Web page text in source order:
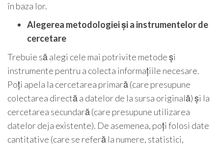
în baza lor.
Alegerea metodologiei și a instrumentelor de
cercetare
Trebuie să alegi cele mai potrivite metode și
instrumente pentru a colecta informațiile necesare.
Poți apela la cercetarea primară (care presupune
colectarea directă a datelor de la sursa originală) și la
cercetarea secundară (care presupune utilizarea
datelor deja existente). De asemenea, poți folosi date
cantitative (care se referă la numere, statistici,